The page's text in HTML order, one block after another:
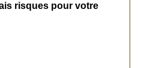
risques pour votre